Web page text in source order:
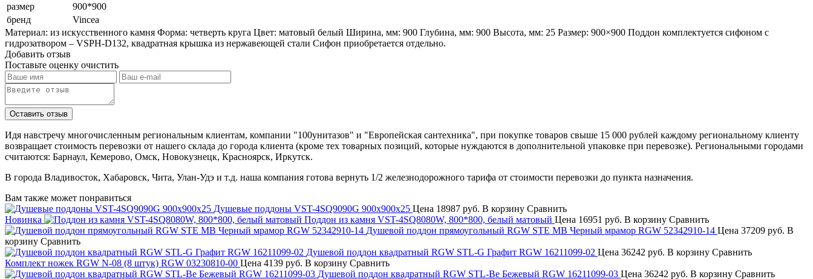
размер
900*900
бренд
Vincea
Материал: из искусственного камня Форма: четверть круга Цвет: матовый белый Ширина, мм: 900 Глубина, мм: 900 Высота, мм: 25 Размер: 900×900 Поддон комплектуется сифоном с
гидрозатвором – VSPH-D132, квадратная крышка из нержавеющей стали Сифон приобретается отдельно.
Добавить отзыв
Поставьте оценку очистить
Идя навстречу многочисленным региональным клиентам, компании "100унитазов" и "Европейская сантехника", при покупке товаров свыше 15 000 рублей каждому региональному клиенту
возвращает стоимость перевозки от нашего склада до города клиента (кроме тех товарных позиций, которые нуждаются в дополнительной упаковке при перевозке). Региональными городами
считаются: Барнаул, Кемерово, Омск, Новокузнецк, Красноярск, Иркутск.
В города Владивосток, Хабаровск, Чита, Улан-Удэ и т.д. наша компания готова вернуть 1/2 железнодорожного тарифа от стоимости перевозки до пункта назначения.
Вам также может понравиться
Душевые поддоны VST-4SQ9090G 900х900x25 Цена 18987 руб. В корзину Сравнить
Новинка
Поддон из камня VST-4SQ8080W, 800*800, белый матовый Цена 16951 руб. В корзину Сравнить
Душевой поддон прямоугольный RGW STE MB Черный мрамор RGW 52342910-14 Цена 37209 руб. В
корзину Сравнить
Душевой поддон квадратный RGW STL-G Графит RGW 16211099-02 Цена 36242 руб. В корзину Сравнить
Комплект ножек RGW N-08 (8 штук) RGW 03230810-00 Цена 4139 руб. В корзину Сравнить
Душевой поддон квадратный RGW STL-Be Бежевый RGW 16211099-03 Цена 36242 руб. В корзину Сравнить